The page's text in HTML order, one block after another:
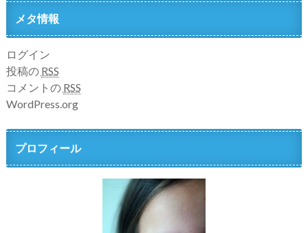
メタ情報
ログイン
投稿の RSS
コメントの RSS
WordPress.org
プロフィール